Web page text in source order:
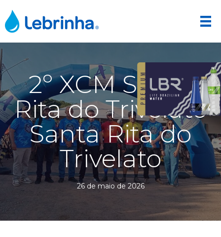
2º XCM Santa
Rita do Trivelato
Santa Rita do
Trivelato
26 de maio de 2026